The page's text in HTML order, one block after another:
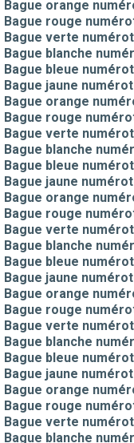
Bague orange
Bague rouge
Bague verte
Bague blanche
Bague bleue
Bague jaune
Bague orange
Bague rouge
Bague verte
Bague blanche
Bague bleue
Bague jaune
Bague orange
Bague rouge
Bague verte
Bague blanche
Bague bleue
Bague jaune
Bague orange
Bague rouge
Bague verte
Bague blanche
Bague bleue
Bague jaune
Bague orange
Bague rouge
Bague verte
Bague blanche